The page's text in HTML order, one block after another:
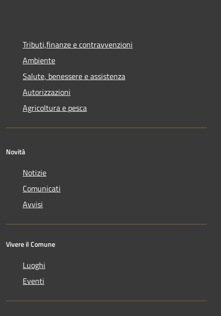
Tributi,finanze e contravvenzioni
Ambiente
Salute, benessere e assistenza
Autorizzazioni
Agricoltura e pesca
Novità
Notizie
Comunicati
Avvisi
Vivere il Comune
Luoghi
Eventi